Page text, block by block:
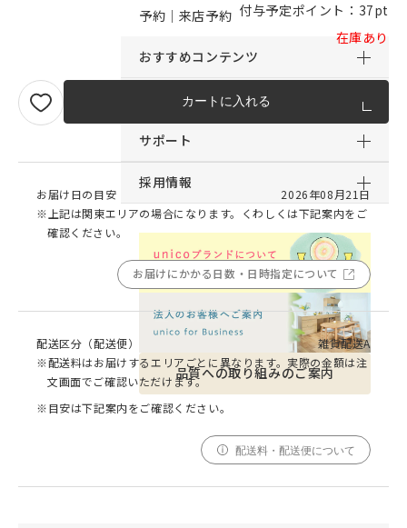
予約｜来店予約
おすすめコンテンツ
サービス
サポート
採用情報
品質への取り組みのご案内
付与予定ポイント： 37pt
在庫あり
カートに入れる
お届け日の目安
2026年08月21日
※上記は関東エリアの場合になります。くわしくは下記案内をご
確認ください。
お届けにかかる日数・日時指定について
配送区分（配送便）
雑貨配送A
※配送料はお届けするエリアごとに異なります。実際の金額は注
文画面でご確認いただけます。
※目安は下記案内をご確認ください。
配送料・配送便について